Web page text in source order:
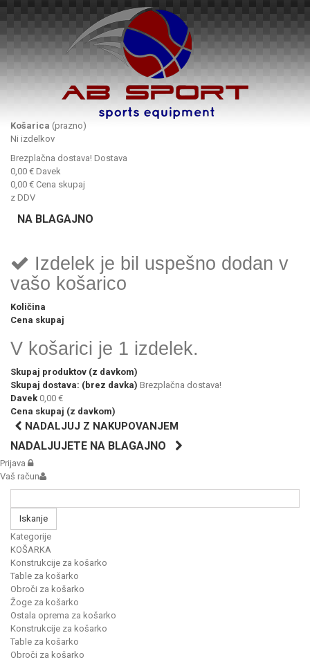
Košarica (prazno)
Ni izdelkov
Brezplačna dostava! Dostava
0,00 € Davek
0,00 € Cena skupaj
z DDV
NA BLAGAJNO
Izdelek je bil uspešno dodan v
vašo košarico
Količina
Cena skupaj
V košarici je 1 izdelek.
Skupaj produktov (z davkom)
Skupaj dostava: (brez davka) Brezplačna dostava!
Davek 0,00 €
Cena skupaj (z davkom)
NADALJUJ Z NAKUPOVANJEM
NADALJUJETE NA BLAGAJNO
Prijava
Vaš račun
Iskanje
Kategorije
KOŠARKA
Konstrukcije za košarko
Table za košarko
Obroči za košarko
Žoge za košarko
Ostala oprema za košarko
Konstrukcije za košarko
Table za košarko
Obroči za košarko